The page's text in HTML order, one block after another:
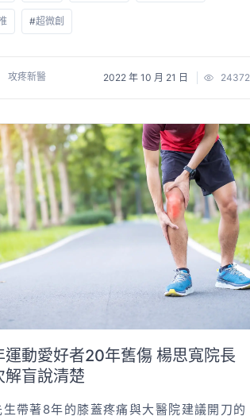
#超微創
攻疼新醫 2022 年 10 月 21 日 24372
運動愛好者20年舊傷 楊思寬院長
解盲說清楚
生帶著8年的膝蓋疼痛與大醫院建議開刀的